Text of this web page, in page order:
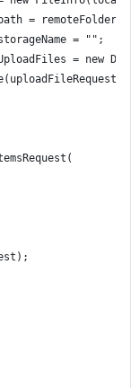
= remoteFolder
= "";
= new